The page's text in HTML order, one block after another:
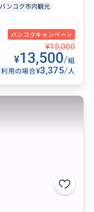
バンコク市内観光
バンコクキャンペーン
¥15,000
¥13,500/組
用の場合¥3,375/人